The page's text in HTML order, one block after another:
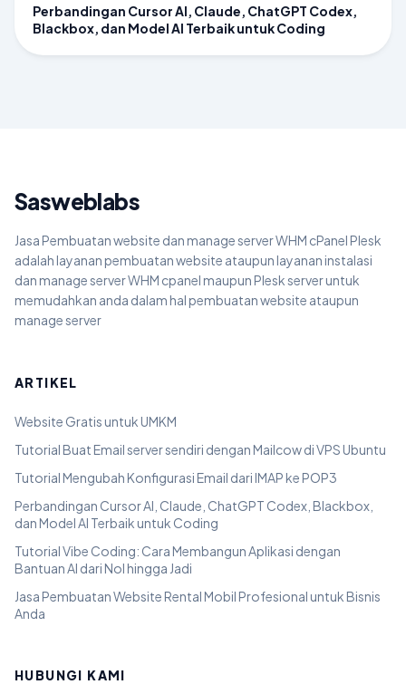
Perbandingan Cursor AI, Claude, ChatGPT Codex,
Blackbox, dan Model AI Terbaik untuk Coding
Sasweblabs
Jasa Pembuatan website dan manage server WHM cPanel Plesk
adalah layanan pembuatan website ataupun layanan instalasi
dan manage server WHM cpanel maupun Plesk server untuk
memudahkan anda dalam hal pembuatan website ataupun
manage server
ARTIKEL
Website Gratis untuk UMKM
Tutorial Buat Email server sendiri dengan Mailcow di VPS Ubuntu
Tutorial Mengubah Konfigurasi Email dari IMAP ke POP3
Perbandingan Cursor AI, Claude, ChatGPT Codex, Blackbox,
dan Model AI Terbaik untuk Coding
Tutorial Vibe Coding: Cara Membangun Aplikasi dengan
Bantuan AI dari Nol hingga Jadi
Jasa Pembuatan Website Rental Mobil Profesional untuk Bisnis
Anda
HUBUNGI KAMI